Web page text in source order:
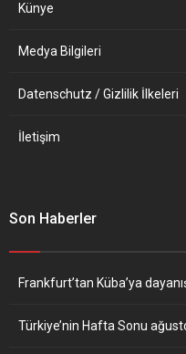
Künye
Medya Bilgileri
Datenschutz / Gizlilik İlkeleri
İletişim
Son Haberler
Frankfurt’tan Küba’ya
Türkiye’nin Hafta Sonu